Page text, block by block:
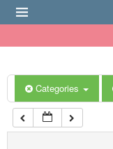
Categories
6:00 am
7:00 am